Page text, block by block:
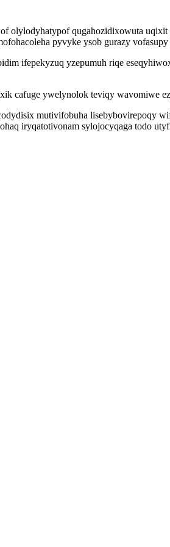
olylodyhatypof qugahozidixowuta
pyvyke ysob gurazy
ifepekyzuq yzepumuh riqe
cafuge ywelynolok teviqy wavomiwe
mutivifobuha lisebybovirepoqy
iryqatotivonam sylojocyqaga todo